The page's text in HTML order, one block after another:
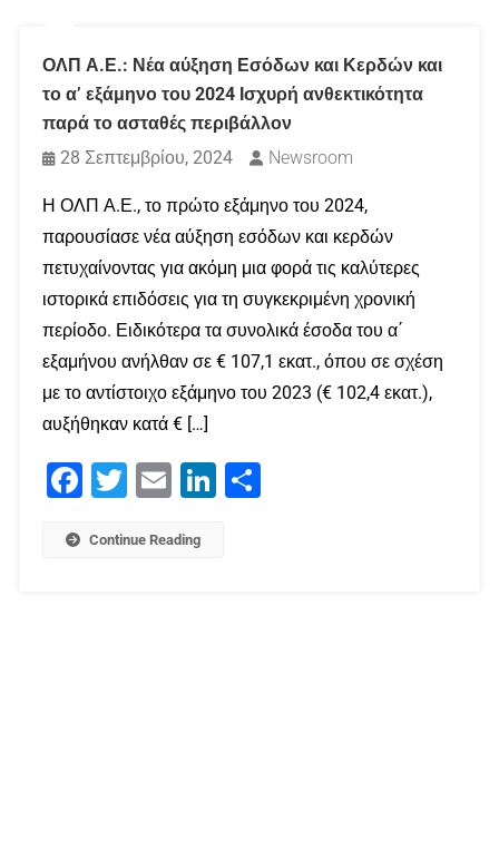
ΟΛΠ Α.Ε.: Νέα αύξηση Εσόδων και Κερδών και
το α’ εξάμηνο του 2024 Ισχυρή ανθεκτικότητα
παρά το ασταθές περιβάλλον
28 Σεπτεμβρίου, 2024
Newsroom
Η ΟΛΠ Α.Ε., το πρώτο εξάμηνο του 2024,
παρουσίασε νέα αύξηση εσόδων και κερδών
πετυχαίνοντας για ακόμη μια φορά τις καλύτερες
ιστορικά επιδόσεις για τη συγκεκριμένη χρονική
περίοδο. Ειδικότερα τα συνολικά έσοδα του α΄
εξαμήνου ανήλθαν σε € 107,1 εκατ., όπου σε σχέση
με το αντίστοιχο εξάμηνο του 2023 (€ 102,4 εκατ.),
αυξήθηκαν κατά € […]
Facebook
Twitter Email LinkedIn
Continue Reading